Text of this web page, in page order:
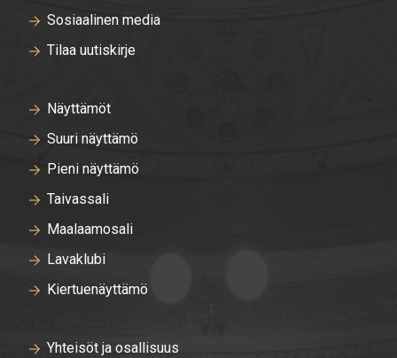
Sosiaalinen media
Tilaa uutiskirje
Näyttämöt
Suuri näyttämö
Pieni näyttämö
Taivassali
Maalaamosali
Lavaklubi
Kiertuenäyttämö
Yhteisöt ja osallisuus